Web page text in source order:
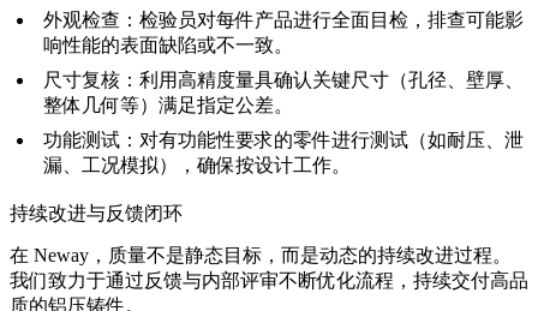
外观检查： 检验员对每件产品进行全面目检，排查可能影
响性能的表面缺陷或不一致。
尺寸复核： 利用高精度量具确认关键尺寸（孔径、壁厚、
整体几何等）满足指定公差。
功能测试： 对有功能性要求的零件进行测试（如耐压、泄
漏、工况模拟），确保按设计工作。
持续改进与反馈闭环
在 Neway，质量不是静态目标，而是动态的持续改进过程。
我们致力于通过反馈与内部评审不断优化流程，持续交付高品
质的铝压铸件。